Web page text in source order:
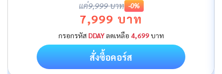
แค่9,999 บาท -0%
7,999 บาท
กรอกรหัส DDAYลดเหลือ 4,699บาท
สั่งซื้อคอร์ส